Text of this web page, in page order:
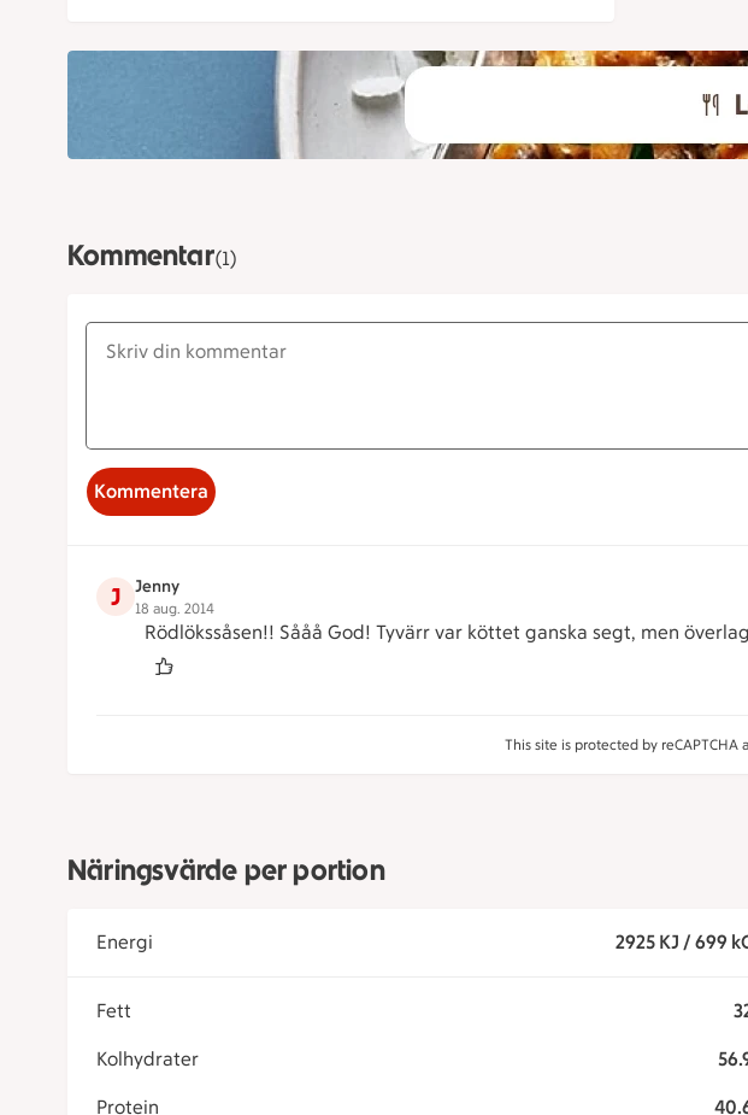
Kommentar(1)
Kommentera
J Jenny
18 aug. 2014
Rödlökssåsen!! Sååå God! Tyvärr var köttet ganska segt, men
This site is protected by reCAPTCHA
Näringsvärde per portion
Energi 2925 KJ / 699
Fett
Kolhydrater
Protein